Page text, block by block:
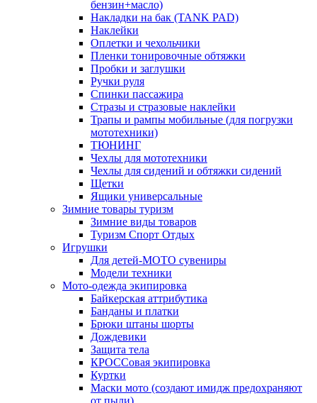
бензин+масло)
Накладки на бак (TANK PAD)
Наклейки
Оплетки и чехольчики
Пленки тонировочные обтяжки
Пробки и заглушки
Ручки руля
Спинки пассажира
Стразы и стразовые наклейки
Трапы и рампы мобильные (для погрузки
мототехники)
ТЮНИНГ
Чехлы для мототехники
Чехлы для сидений и обтяжки сидений
Щетки
Ящики универсальные
Зимние товары туризм
Зимние виды товаров
Туризм Спорт Отдых
Игрушки
Для детей-МОТО сувениры
Модели техники
Мото-одежда экипировка
Байкерская аттрибутика
Банданы и платки
Брюки штаны шорты
Дождевики
Защита тела
КРОССовая экипировка
Куртки
Маски мото (создают имидж предохраняют
от пыли)